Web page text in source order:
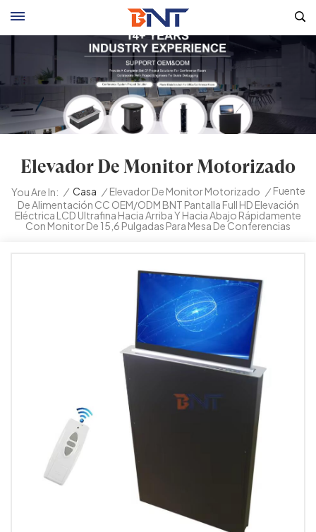
Elevador De Monitor Motorizado
You Are In: / Casa / Elevador De Monitor Motorizado / Fuente
De Alimentación CC OEM/ODM BNT Pantalla Full HD Elevación
Eléctrica LCD Ultrafina Hacia Arriba Y Hacia Abajo Rápidamente
Con Monitor De 15,6 Pulgadas Para Mesa De Conferencias